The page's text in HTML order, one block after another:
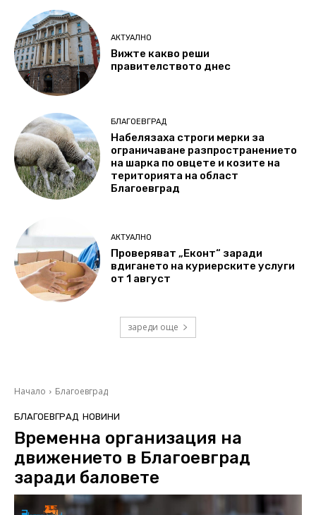
АКТУАЛНО
Вижте какво реши
правителството днес
БЛАГОЕВГРАД
Набелязаха строги мерки за
ограничаване разпространението
на шарка по овцете и козите на
територията на област
Благоевград
АКТУАЛНО
Проверяват „Еконт“ заради
вдигането на куриерските услуги
от 1 август
зареди още